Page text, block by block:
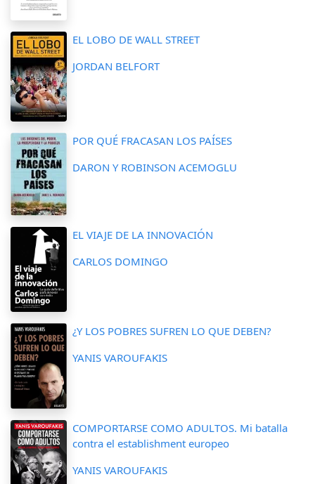
EL LOBO DE WALL STREET
JORDAN BELFORT
POR QUÉ FRACASAN LOS PAÍSES
DARON Y ROBINSON ACEMOGLU
EL VIAJE DE LA INNOVACIÓN
CARLOS DOMINGO
¿Y LOS POBRES SUFREN LO QUE DEBEN?
YANIS VAROUFAKIS
COMPORTARSE COMO ADULTOS. Mi batalla
contra el establishment europeo
YANIS VAROUFAKIS